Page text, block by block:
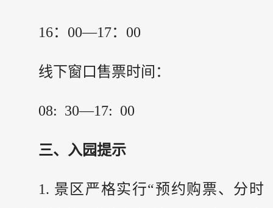
16：00—17：00
线下窗口售票时间：
08: 30—17: 00
三、入园提示
1. 景区严格实行“预约购票、分时